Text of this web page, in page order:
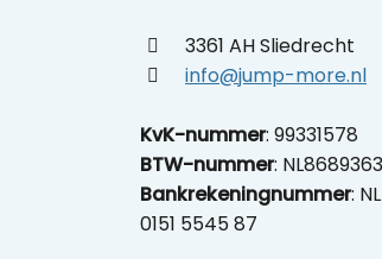
3361 AH Sliedrecht
info@jump-more.nl
KvK-nummer: 99331578
BTW-nummer:
Bankrekeningnummer:
0151 5545 87